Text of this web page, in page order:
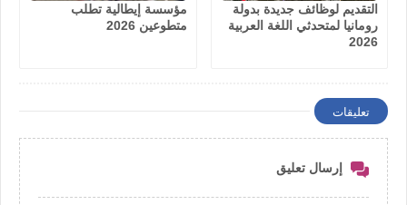
التقديم لوظائف جديدة بدولة
رومانيا لمتحدثي اللغة العربية
2026
مؤسسة إيطالية تطلب
متطوعين 2026
تعليقات
إرسال تعليق